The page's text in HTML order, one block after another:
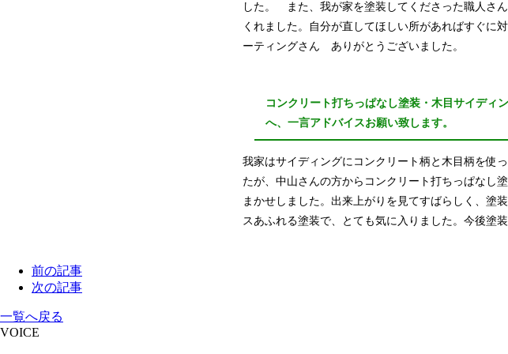
した。 また、我が家を塗装してくださった職人さ
くれました。自分が直してほしい所があればすぐ
ーティングさん ありがとうございました。
コンクリート打ちっぱなし塗装・木目サイデ
へ、一言アドバイスお願い致します。
我家はサイディングにコンクリート柄と木目柄を使
たが、中山さんの方からコンクリート打ちっぱなし
まかせしました。出来上がりを見てすばらしく、塗
スあふれる塗装で、とても気に入りました。今後塗
前の記事
次の記事
一覧へ戻る
VOICE